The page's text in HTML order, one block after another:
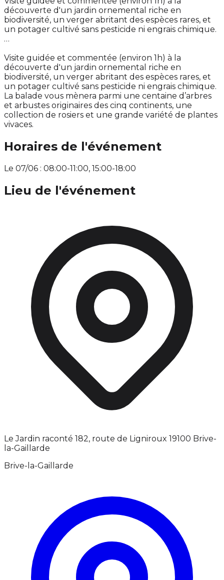
découverte d'un jardin ornemental riche en
biodiversité, un verger abritant des espèces rares, et
un potager cultivé sans pesticide ni engrais chimique.
…
Visite guidée et commentée (environ 1h) à la
découverte d'un jardin ornemental riche en
biodiversité, un verger abritant des espèces rares, et
un potager cultivé sans pesticide ni engrais chimique.
La balade vous mènera parmi une centaine d’arbres
et arbustes originaires des cinq continents, une
collection de rosiers et une grande variété de plantes
vivaces.
Horaires de l'événement
Le 07/06 : 08:00-11:00, 15:00-18:00
Lieu de l'événement
Le Jardin raconté 182, route de Ligniroux 19100 Brive-
la-Gaillarde
Brive-la-Gaillarde